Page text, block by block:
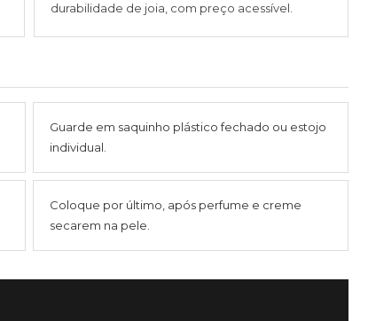
durabilidade de joia, com preço acessível.
Guarde em saquinho plástico fechado ou estojo
individual.
Coloque por último, após perfume e creme
secarem na pele.